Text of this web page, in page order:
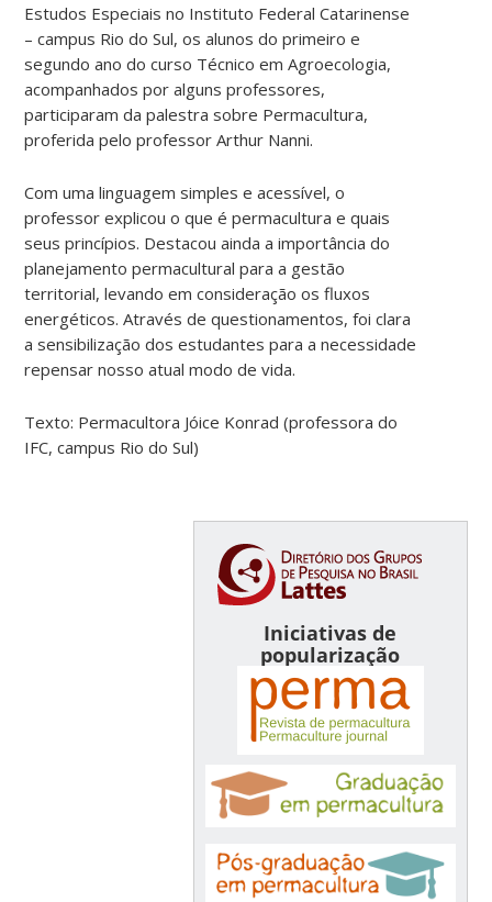
Estudos Especiais no Instituto Federal Catarinense
– campus Rio do Sul, os alunos do primeiro e
segundo ano do curso Técnico em Agroecologia,
acompanhados por alguns professores,
participaram da palestra sobre Permacultura,
proferida pelo professor Arthur Nanni.
Com uma linguagem simples e acessível, o
professor explicou o que é permacultura e quais
seus princípios. Destacou ainda a importância do
planejamento permacultural para a gestão
territorial, levando em consideração os fluxos
energéticos. Através de questionamentos, foi clara
a sensibilização dos estudantes para a necessidade
repensar nosso atual modo de vida.
Texto: Permacultora Jóice Konrad (professora do
IFC, campus Rio do Sul)
Iniciativas de
popularização